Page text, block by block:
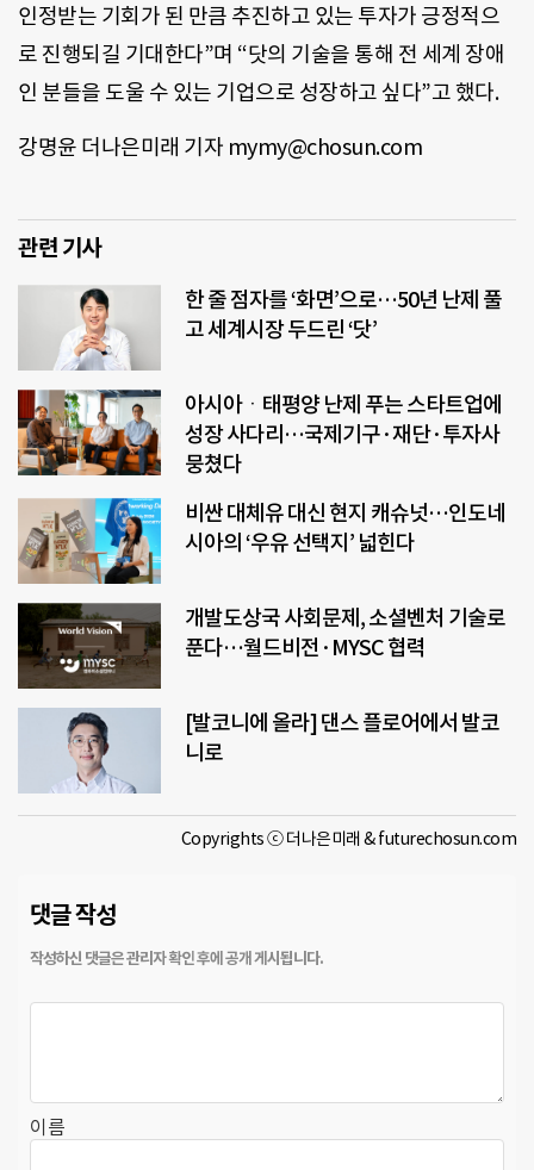
인정받는 기회가 된 만큼 추진하고 있는 투자가 긍정적으
로 진행되길 기대한다”며 “닷의 기술을 통해 전 세계 장애
인 분들을 도울 수 있는 기업으로 성장하고 싶다”고 했다.
강명윤 더나은미래 기자 mymy@chosun.com
관련 기사
한 줄 점자를 ‘화면’으로…50년 난제 풀
고 세계시장 두드린 ‘닷’
아시아ㆍ태평양 난제 푸는 스타트업에
성장 사다리…국제기구·재단·투자사
뭉쳤다
비싼 대체유 대신 현지 캐슈넛…인도네
시아의 ‘우유 선택지’ 넓힌다
개발도상국 사회문제, 소셜벤처 기술로
푼다…월드비전·MYSC 협력
[발코니에 올라] 댄스 플로어에서 발코
니로
Copyrights ⓒ 더나은미래 & futurechosun.com
댓글 작성
이름